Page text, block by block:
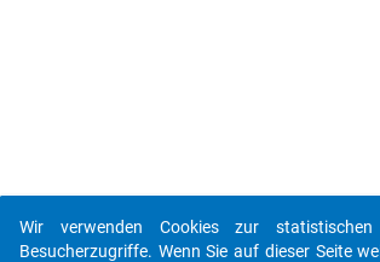
Wir verwenden Cookies zur
Besucherzugriffe. Wenn Sie auf dieser Seite